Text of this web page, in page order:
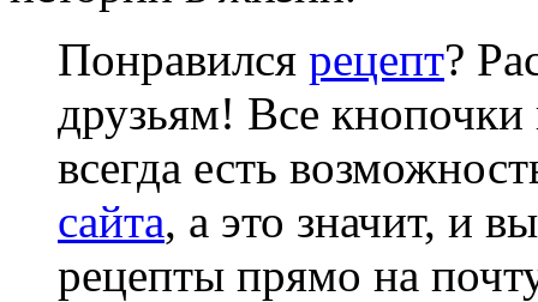
Понравился рецепт?
друзьям! Все кнопочки
всегда есть
сайта, а это значит, и
рецепты прямо на